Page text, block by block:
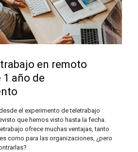
en remoto
1 año de
el experimento de teletrabajo
que hemos visto hasta la fecha.
ofrece muchas ventajas, tanto
como para las organizaciones, ¿pero